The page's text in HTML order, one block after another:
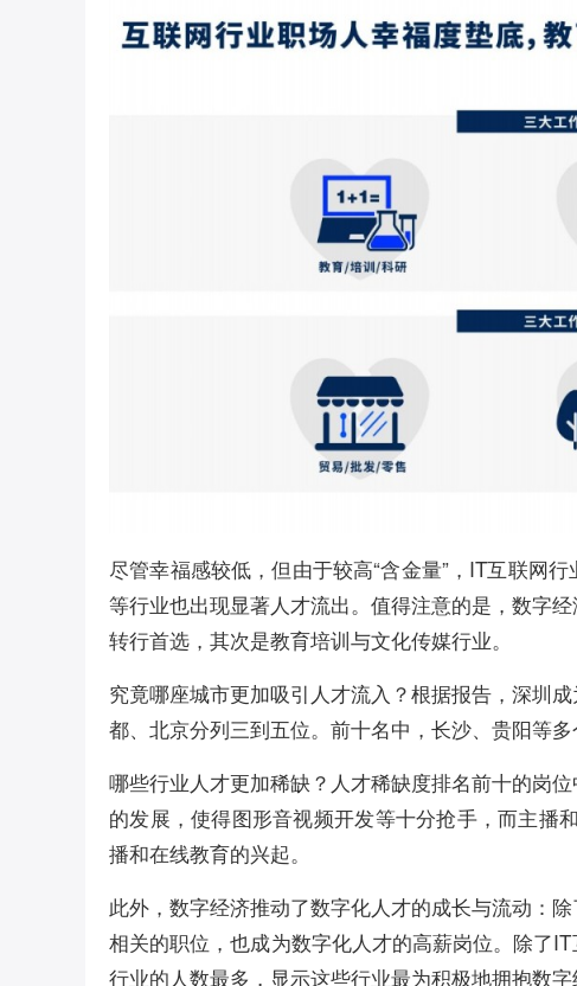
尽管幸福感较低，但由于较高“含金量”，IT互联网
等行业也出现显著人才流出。值得注意的是，数字
转行首选，其次是教育培训与文化传媒行业。
究竟哪座城市更加吸引人才流入？根据报告，深圳
都、北京分列三到五位。前十名中，长沙、贵阳等
哪些行业人才更加稀缺？人才稀缺度排名前十的岗
的发展，使得图形音视频开发等十分抢手，而主播
播和在线教育的兴起。
此外，数字经济推动了数字化人才的成长与流动：
相关的职位，也成为数字化人才的高薪岗位。除了
行业的人数最多，显示这些行业最为积极地拥抱数字